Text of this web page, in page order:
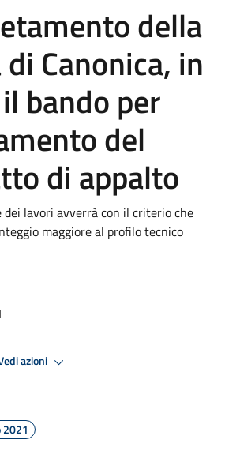
della
Canonica, in
bando per
del
di appalto
dei lavori avverrà con il criterio che
maggiore al profilo tecnico
azioni
2021